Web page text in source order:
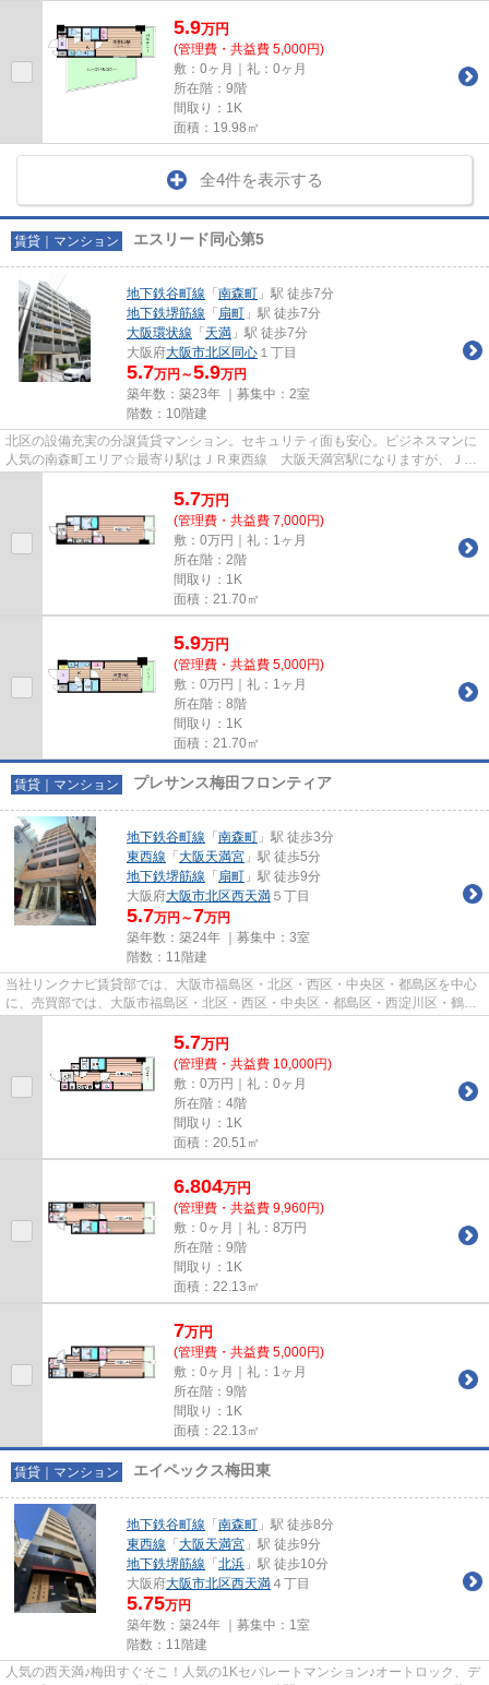
5.9万円
(管理費・共益費 5,000円)
敷：0ヶ月｜礼：0ヶ月
所在階：9階
間取り：1K
面積：19.98㎡
全4件を表示する
賃貸｜マンション エスリード同心第5
地下鉄谷町線 「 南森町 」駅 徒歩7分
地下鉄堺筋線 「 扇町 」駅 徒歩7分
大阪環状線 「 天満 」駅 徒歩7分
大阪府大阪市北区 同心 １丁目
5.7万円～5.9万円
築年数：築23年 ｜募集中： 2室
階数：10階建
北区の設備充実の分譲賃貸マンション。セキュリティ面も安心。ビジネスマンに
人気の南森町エリア☆最寄り駅はＪＲ東西線 大阪天満宮駅になりますが、ＪＲ
5.7万円
(管理費・共益費 7,000円)
敷：0万円｜礼：1ヶ月
所在階：2階
間取り：1K
面積：21.70㎡
5.9万円
(管理費・共益費 5,000円)
敷：0万円｜礼：1ヶ月
所在階：8階
間取り：1K
面積：21.70㎡
賃貸｜マンション プレサンス梅田フロンティア
地下鉄谷町線 「 南森町 」駅 徒歩3分
東西線 「 大阪天満宮 」駅 徒歩5分
地下鉄堺筋線 「 扇町 」駅 徒歩9分
大阪府大阪市北区西天満 ５丁目
5.7万円～7万円
築年数：築24年 ｜募集中： 3室
階数：11階建
当社リンクナビ賃貸部では、大阪市福島区・北区・西区・中央区・都島区を中心
に、売買部では、大阪市福島区・北区・西区・中央区・都島区・西淀川区・鶴見
5.7万円
(管理費・共益費 10,000円)
敷：0万円｜礼：0ヶ月
所在階：4階
間取り：1K
面積：20.51㎡
6.804万円
(管理費・共益費 9,960円)
敷：0ヶ月｜礼：8万円
所在階：9階
間取り：1K
面積：22.13㎡
7万円
(管理費・共益費 5,000円)
敷：0ヶ月｜礼：1ヶ月
所在階：9階
間取り：1K
面積：22.13㎡
賃貸｜マンション エイペックス梅田東
地下鉄谷町線 「 南森町 」駅 徒歩8分
東西線 「 大阪天満宮 」駅 徒歩9分
地下鉄堺筋線 「 北浜 」駅 徒歩10分
大阪府大阪市北区西天満 ４丁目
5.75万円
築年数：築24年 ｜募集中： 1室
階数：11階建
人気の西天満♪梅田すぐそこ！人気の1Kセパレートマンション♪オートロック、デ